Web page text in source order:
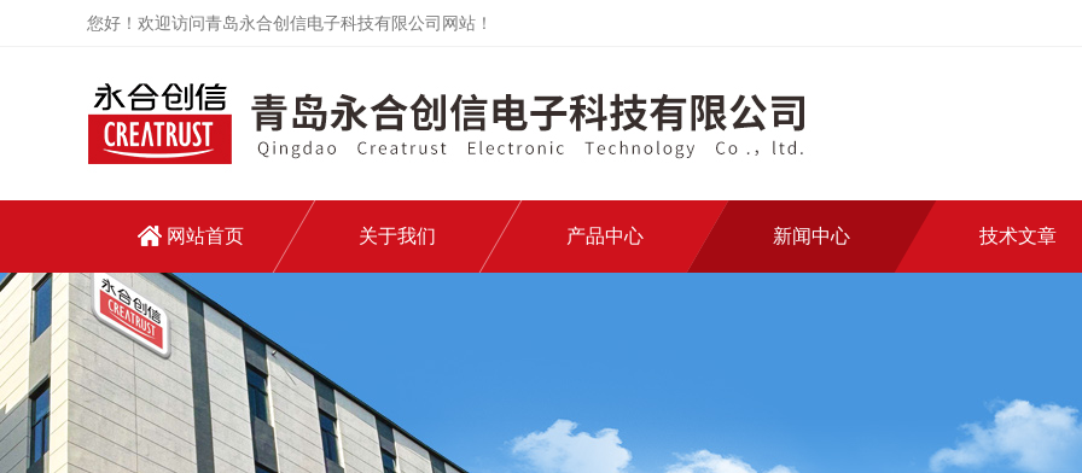
您好！欢迎访问青岛永合创信电子科技有限公司网站！
网站首页 关于我们 产品中心 新闻中心 技术文章